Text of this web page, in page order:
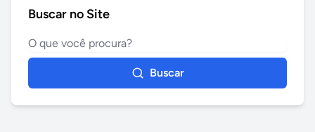
Buscar no Site
Buscar